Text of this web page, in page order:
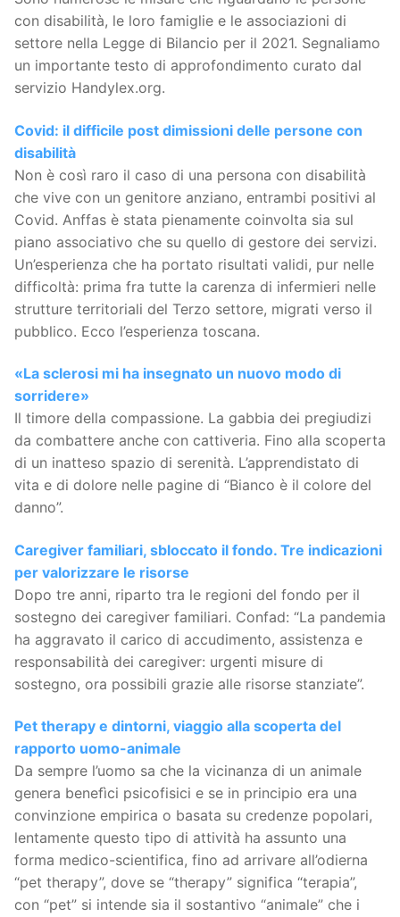
con disabilità, le loro famiglie e le associazioni di
settore nella Legge di Bilancio per il 2021. Segnaliamo
un importante testo di approfondimento curato dal
servizio Handylex.org.
Covid: il difficile post dimissioni delle persone con
disabilità
Non è così raro il caso di una persona con disabilità
che vive con un genitore anziano, entrambi positivi al
Covid. Anffas è stata pienamente coinvolta sia sul
piano associativo che su quello di gestore dei servizi.
Un’esperienza che ha portato risultati validi, pur nelle
difficoltà: prima fra tutte la carenza di infermieri nelle
strutture territoriali del Terzo settore, migrati verso il
pubblico. Ecco l’esperienza toscana.
«La sclerosi mi ha insegnato un nuovo modo di
sorridere»
Il timore della compassione. La gabbia dei pregiudizi
da combattere anche con cattiveria. Fino alla scoperta
di un inatteso spazio di serenità. L’apprendistato di
vita e di dolore nelle pagine di “Bianco è il colore del
danno”.
Caregiver familiari, sbloccato il fondo. Tre indicazioni
per valorizzare le risorse
Dopo tre anni, riparto tra le regioni del fondo per il
sostegno dei caregiver familiari. Confad: “La pandemia
ha aggravato il carico di accudimento, assistenza e
responsabilità dei caregiver: urgenti misure di
sostegno, ora possibili grazie alle risorse stanziate”.
Pet therapy e dintorni, viaggio alla scoperta del
rapporto uomo-animale
Da sempre l’uomo sa che la vicinanza di un animale
genera benefìci psicofisici e se in principio era una
convinzione empirica o basata su credenze popolari,
lentamente questo tipo di attività ha assunto una
forma medico-scientifica, fino ad arrivare all’odierna
“pet therapy”, dove se “therapy” significa “terapia”,
con “pet” si intende sia il sostantivo “animale” che i